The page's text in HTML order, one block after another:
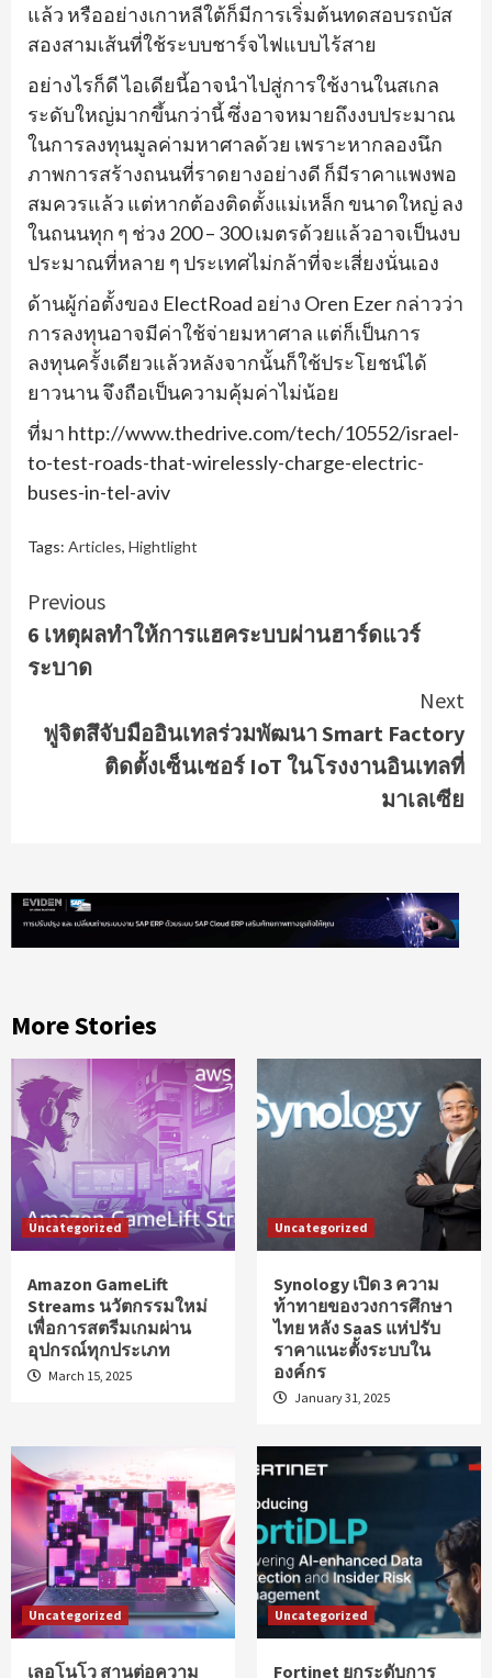
แล้ว หรืออย่างเกาหลีใต้ก็มีการเริ่มต้นทดสอบรถบัส
สองสามเส้นที่ใช้ระบบชาร์จไฟแบบไร้สาย
อย่างไรก็ดี ไอเดียนี้อาจนำไปสู่การใช้งานในสเกล
ระดับใหญ่มากขึ้นกว่านี้ ซึ่งอาจหมายถึงงบประมาณ
ในการลงทุนมูลค่ามหาศาลด้วย เพราะหากลองนึก
ภาพการสร้างถนนที่ราดยางอย่างดี ก็มีราคาแพงพอ
สมควรแล้ว แต่หากต้องติดตั้งแม่เหล็ก ขนาดใหญ่ ลง
ในถนนทุก ๆ ช่วง 200 – 300 เมตรด้วยแล้วอาจเป็นงบ
ประมาณที่หลาย ๆ ประเทศไม่กล้าที่จะเสี่ยงนั่นเอง
ด้านผู้ก่อตั้งของ ElectRoad อย่าง Oren Ezer กล่าวว่า
การลงทุนอาจมีค่าใช้จ่ายมหาศาล แต่ก็เป็นการ
ลงทุนครั้งเดียวแล้วหลังจากนั้นก็ใช้ประโยชน์ได้
ยาวนาน จึงถือเป็นความคุ้มค่าไม่น้อย
ที่มา http://www.thedrive.com/tech/10552/israel-
to-test-roads-that-wirelessly-charge-electric-
buses-in-tel-aviv
Tags: Articles, Hightlight
Continue
Reading
Previous
6 เหตุผลทำให้การแฮคระบบผ่านฮาร์ดแวร์
ระบาด
Next
ฟูจิตสึจับมืออินเทลร่วมพัฒนา Smart Factory
ติดตั้งเซ็นเซอร์ IoT ในโรงงานอินเทลที่
มาเลเซีย
More Stories
Uncategorized
Amazon GameLift
Streams นวัตกรรมใหม่
เพื่อการสตรีมเกมผ่าน
อุปกรณ์ทุกประเภท
March 15, 2025
Uncategorized
Synology เปิด 3 ความ
ท้าทายของวงการศึกษา
ไทย หลัง SaaS แห่ปรับ
ราคาแนะตั้งระบบใน
องค์กร
January 31, 2025
Uncategorized
เลอโนโว สานต่อความ
Uncategorized
Fortinet ยกระดับการ